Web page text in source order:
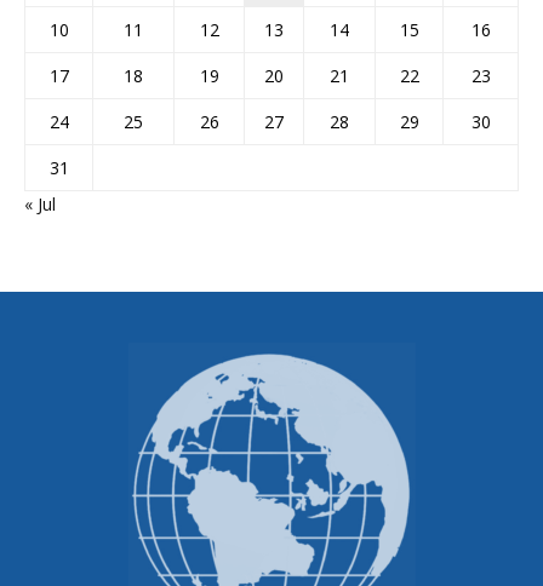
10
11 12 13 14 15
16
17
18 19 20 21 22
23
24
25 26 27 28 29
30
31
« Jul